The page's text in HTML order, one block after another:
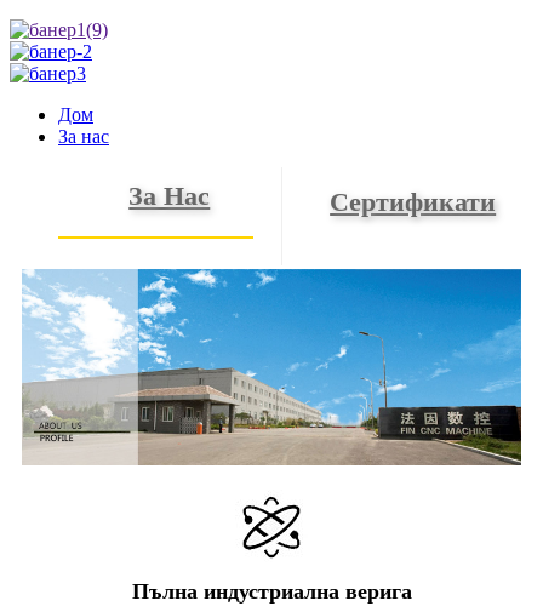
Дом
За нас
За Нас Сертификати
Пълна индустриална верига